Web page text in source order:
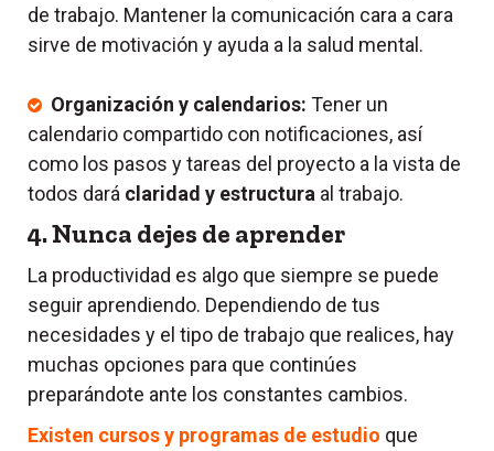
de trabajo. Mantener la comunicación cara a cara
sirve de motivación y ayuda a la salud mental.
Organización y calendarios: Tener un
calendario compartido con notificaciones, así
como los pasos y tareas del proyecto a la vista de
todos dará claridad y estructura al trabajo.
4. Nunca dejes de aprender
La productividad es algo que siempre se puede
seguir aprendiendo. Dependiendo de tus
necesidades y el tipo de trabajo que realices, hay
muchas opciones para que continúes
preparándote ante los constantes cambios.
Existen cursos y programas de estudio que